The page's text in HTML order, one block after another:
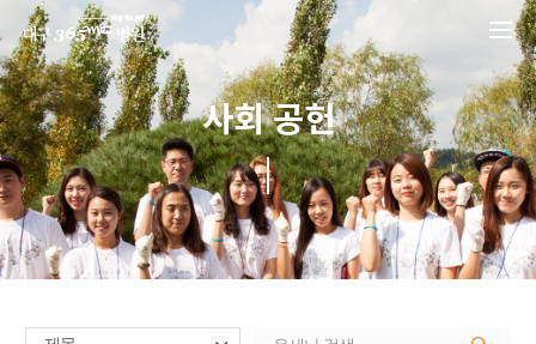
본문 바로가기
사회 공헌